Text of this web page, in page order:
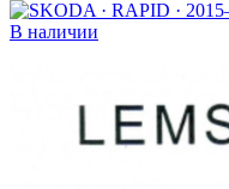
В наличии